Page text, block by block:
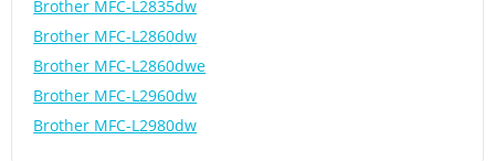
Brother MFC-L2835dw
Brother MFC-L2860dw
Brother MFC-L2860dwe
Brother MFC-L2960dw
Brother MFC-L2980dw